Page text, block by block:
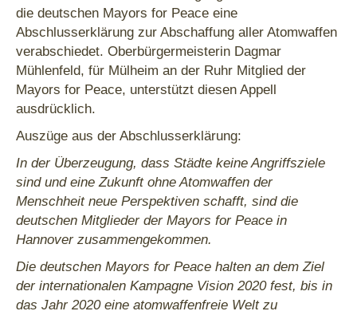
die deutschen Mayors for Peace eine
Abschlusserklärung zur Abschaffung aller Atomwaffen
verabschiedet. Oberbürgermeisterin Dagmar
Mühlenfeld, für Mülheim an der Ruhr Mitglied der
Mayors for Peace, unterstützt diesen Appell
ausdrücklich.
Auszüge aus der Abschlusserklärung:
In der Überzeugung, dass Städte keine Angriffsziele
sind und eine Zukunft ohne Atomwaffen der
Menschheit neue Perspektiven schafft, sind die
deutschen Mitglieder der Mayors for Peace in
Hannover zusammengekommen.
Die deutschen Mayors for Peace halten an dem Ziel
der internationalen Kampagne Vision 2020 fest, bis in
das Jahr 2020 eine atomwaffenfreie Welt zu